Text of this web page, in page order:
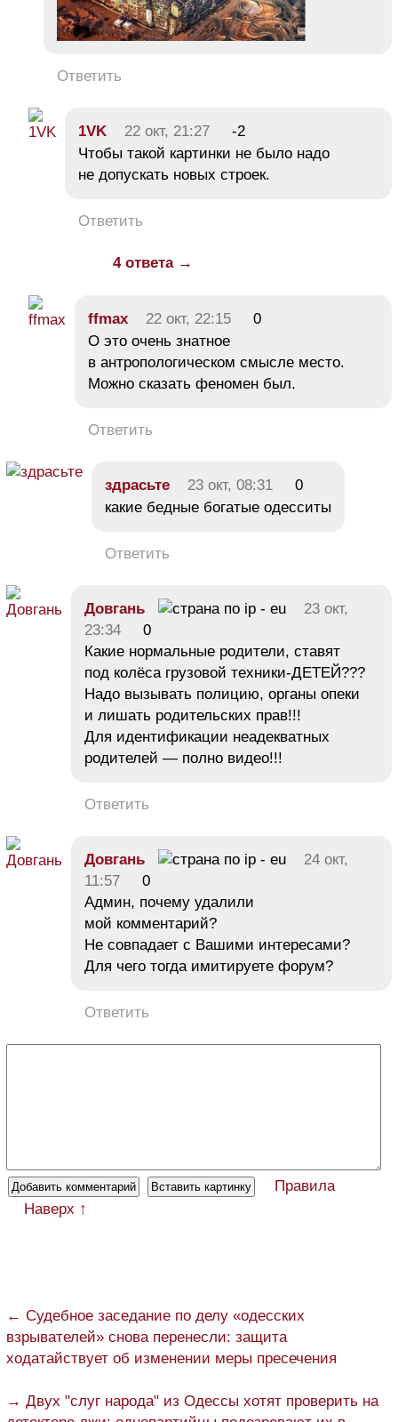
Ответить
1VK 22 окт, 21:27
-2
Чтобы такой картинки не было надо
не допускать новых строек.
Ответить
4 ответа →
ffmax 22 окт, 22:15
0
О это очень знатное
в антропологическом смысле место.
Можно сказать феномен был.
Ответить
здрасьте 23 окт, 08:31
0
какие бедные богатые одесситы
Ответить
Довгань
23 окт,
23:34
0
Какие нормальные родители, ставят
под колёса грузовой техники-ДЕТЕЙ???
Надо вызывать полицию, органы опеки
и лишать родительских прав!!!
Для идентификации неадекватных
родителей — полно видео!!!
Ответить
Довгань
24 окт,
11:57
0
Админ, почему удалили
мой комментарий?
Не совпадает с Вашими интересами?
Для чего тогда имитируете форум?
Ответить
Правила
Наверх ↑
← Судебное заседание по делу «одесских
взрывателей» снова перенесли: защита
ходатайствует об изменении меры пресечения
→ Двух "слуг народа" из Одессы хотят проверить на